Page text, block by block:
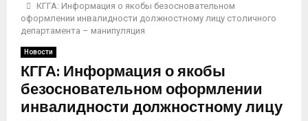
КГГА: Информация о якобы безосновательном
оформлении инвалидности должностному лицу столичного
департамента – манипуляция
Новости
КГГА: Информация о якобы
безосновательном оформлении
инвалидности должностному лицу